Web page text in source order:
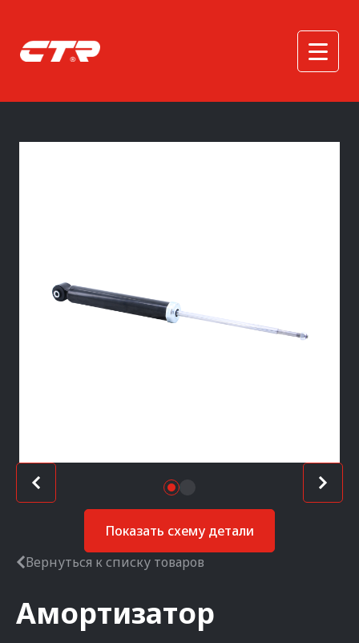
Показать схему детали
Вернуться к списку товаров
Амортизатор